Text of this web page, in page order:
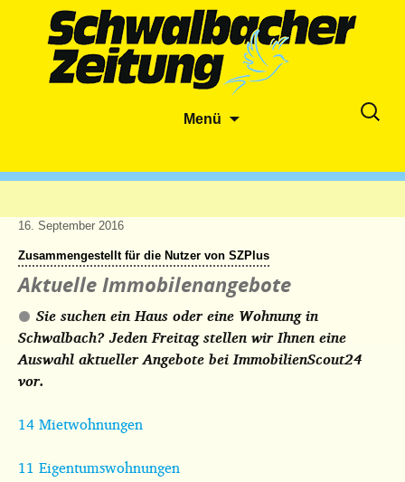
Menü
Suche
16. September 2016
Zusammengestellt für die Nutzer von SZPlus
Aktuelle Immobilenangebote
Sie suchen ein Haus oder eine Wohnung in
Schwalbach? Jeden Freitag stellen wir Ihnen eine
Auswahl aktueller Angebote bei ImmobilienScout24
vor.
14 Mietwohnungen
11 Eigentumswohnungen